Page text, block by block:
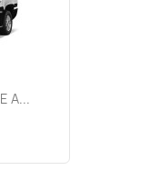
A...